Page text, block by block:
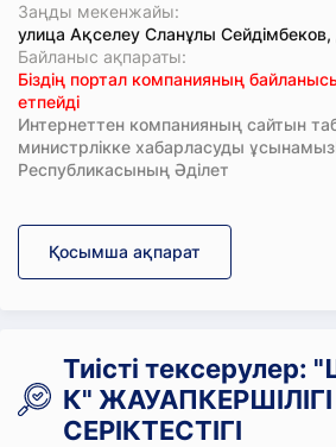
Заңды мекенжайы:
улица Ақселеу Сланұлы
Байланыс ақпараты:
Біздің портал компанияның
етпейді
Интернеттен компанияның сайтын
министрлікке хабарласуды
Республикасының Әділет
Қосымша ақпарат
Тиісті
К"
СЕРІКТЕСТІГІ